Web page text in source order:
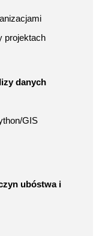
projektach
danych
GIS
ubóstwa i